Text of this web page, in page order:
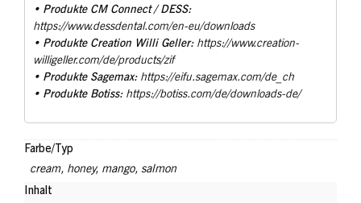
• Produkte CM Connect / DESS:
https://www.dessdental.com/en-eu/downloads
• Produkte Creation Willi Geller: https://www.creation-
willigeller.com/de/products/zif
• Produkte Sagemax: https://eifu.sagemax.com/de_ch
• Produkte Botiss: https://botiss.com/de/downloads-de/
Farbe/Typ
cream, honey, mango,salmon
Inhalt